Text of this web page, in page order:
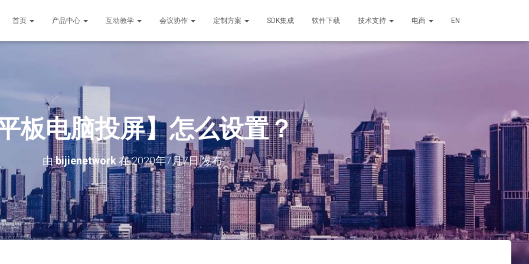
首页 产品中心 互动教学 会议协作 定制方案 SDK集成 软件下载 技术支持 电商 EN
板电脑投屏】怎么设置？
由bijienetwork 在2020年7月7日发布